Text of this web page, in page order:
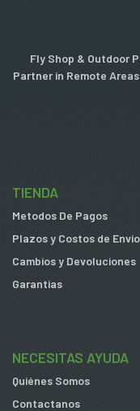
Fly Shop & Outdoor
Partner in Remote
TIENDA
Metodos De Pagos
Plazos y Costos de
Cambios y Devoluciones
Garantias
NECESITAS AYUDA
Quiénes Somos
Contactanos